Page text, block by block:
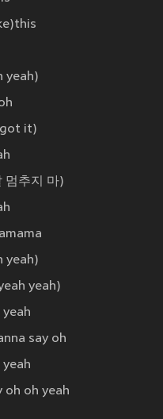
yeah)
it)
멈추지 마)
yeah)
yeah)
yeah
say oh
yeah
oh oh yeah